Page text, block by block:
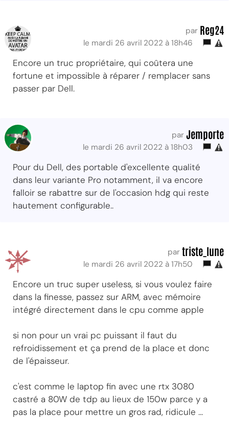
par Reg24
le mardi 26 avril 2022 à 18h46
Encore un truc propriétaire, qui coûtera une
fortune et impossible à réparer / remplacer sans
passer par Dell.
par Jemporte
le mardi 26 avril 2022 à 18h03
Pour du Dell, des portable d'excellente qualité
dans leur variante Pro notamment, il va encore
falloir se rabattre sur de l'occasion hdg qui reste
hautement configurable..
par triste_lune
le mardi 26 avril 2022 à 17h50
Encore un truc super useless, si vous voulez faire
dans la finesse, passez sur ARM, avec mémoire
intégré directement dans le cpu comme apple
si non pour un vrai pc puissant il faut du
refroidissement et ça prend de la place et donc
de l'épaisseur.
c'est comme le laptop fin avec une rtx 3080
castré a 80W de tdp au lieux de 150w parce y a
pas la place pour mettre un gros rad, ridicule ...